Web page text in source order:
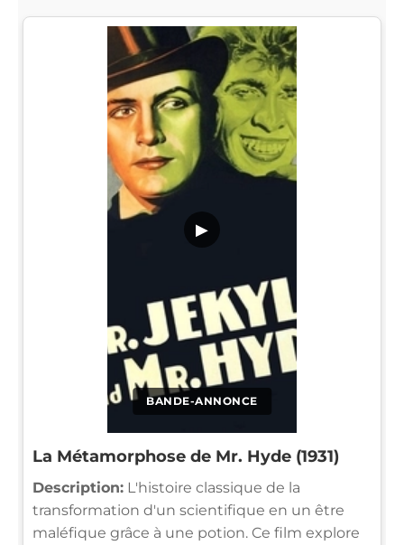
BANDE-ANNONCE
▶
La Métamorphose de Mr. Hyde (1931)
Description: L'histoire classique de la
transformation d'un scientifique en un être
maléfique grâce à une potion. Ce film explore